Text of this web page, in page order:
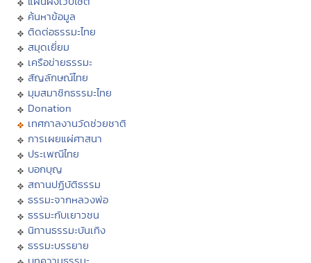
ค้นหาข้อมูล
ติดต่อธรรมะไทย
สมุดเยี่ยม
เครือข่ายธรรมะ
สัญลักษณ์ไทย
มุมสมาชิกธรรมะไทย
Donation
เทศกาลงานวัดช่วยชาติ
การเผยแผ่ศาสนา
ประเพณีไทย
บอกบุญ
สถานปฏิบัติธรรม
ธรรมะจากหลวงพ่อ
ธรรมะกับเยาวชน
นิทานธรรมะบันเทิง
ธรรมะบรรยาย